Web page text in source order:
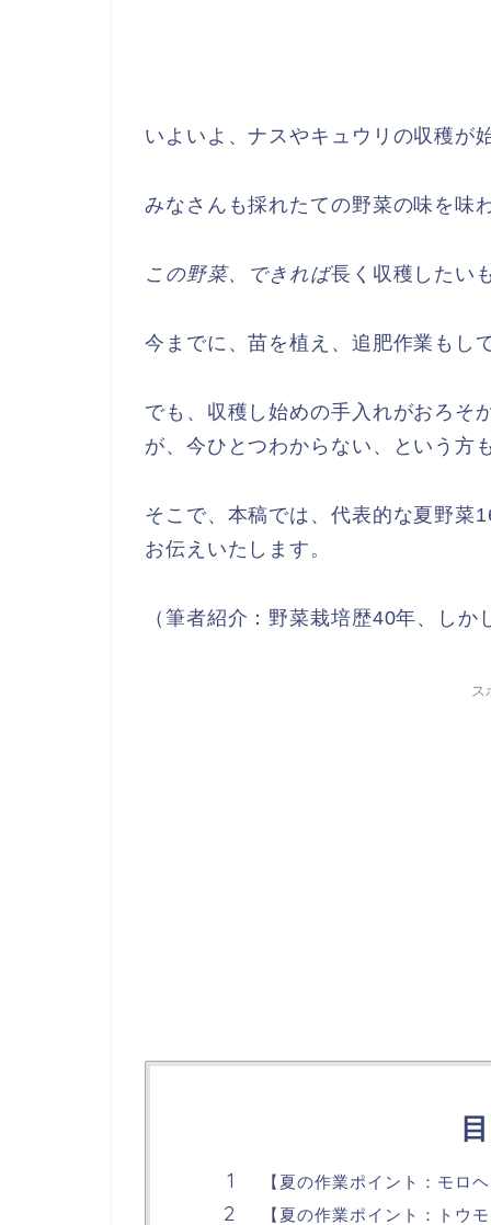
いよいよ、ナスやキュウリの収穫が
みなさんも採れたての野菜の味を味
この野菜、できれば長く収穫したい
今までに、苗を植え、追肥作業もし
でも、収穫し始めの手入れがおろそ
が、今ひとつわからない、という方
そこで、本稿では、代表的な夏野菜
お伝えいたします。
（筆者紹介：野菜栽培歴40年、し
ス
【夏の作業ポイント：モロ
【夏の作業ポイント：トウ